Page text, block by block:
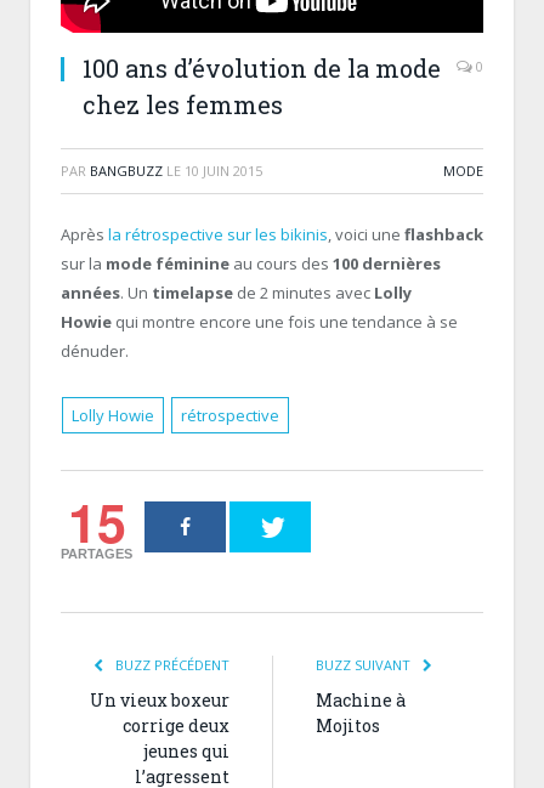
100 ans d’évolution de la mode
chez les femmes
0
PAR BANGBUZZ LE 10 JUIN 2015 MODE
Après la rétrospective sur les bikinis, voici une flashback
sur la mode féminine au cours des 100 dernières
années. Un timelapse de 2 minutes avec Lolly
Howie qui montre encore une fois une tendance à se
dénuder.
Lolly Howie rétrospective
15
PARTAGES
BUZZ PRÉCÉDENT
Un vieux boxeur
corrige deux
jeunes qui
l’agressent
BUZZ SUIVANT
Machine à
Mojitos